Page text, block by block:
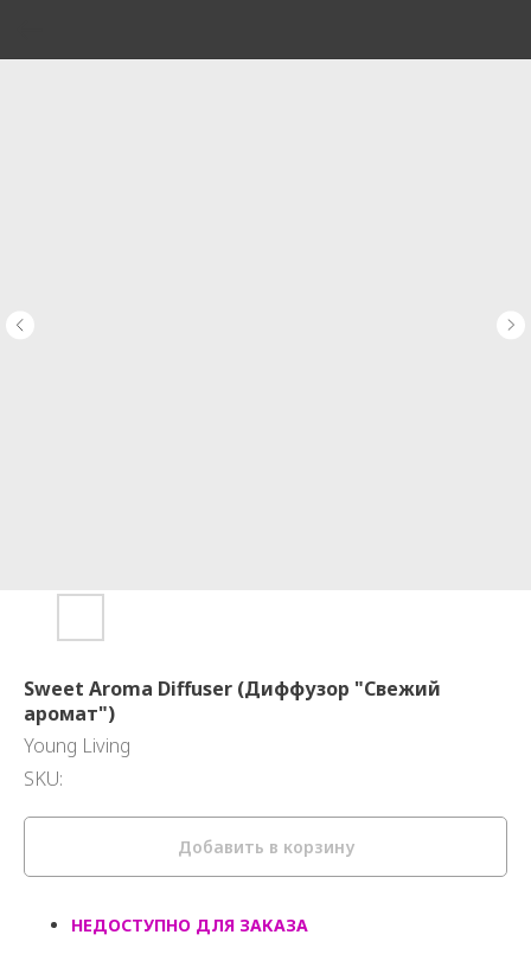
Sweet Aroma Diffuser (Диффузор "Свежий
аромат")
Young Living
SKU:
Добавить в корзину
НЕДОСТУПНО ДЛЯ ЗАКАЗА